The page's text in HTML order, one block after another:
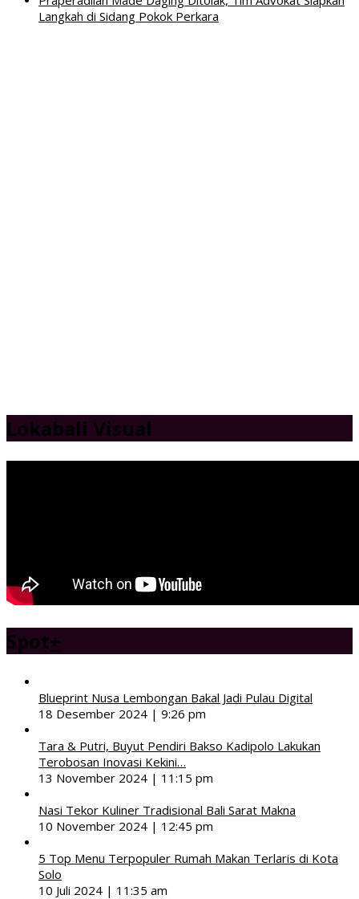
Langkah di Sidang Pokok Perkara
Lokabali Visual
Spot+
Blueprint Nusa Lembongan Bakal Jadi Pulau Digital
18 Desember 2024 | 9:26 pm
Tara & Putri, Buyut Pendiri Bakso Kadipolo Lakukan
Terobosan Inovasi Kekini…
13 November 2024 | 11:15 pm
Nasi Tekor Kuliner Tradisional Bali Sarat Makna
10 November 2024 | 12:45 pm
5 Top Menu Terpopuler Rumah Makan Terlaris di Kota
Solo
10 Juli 2024 | 11:35 am